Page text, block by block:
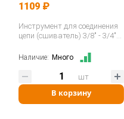
1109 ₽
Инструмент для соединения
цепи (сшиватель) 3/8" - 3/4"
400035…
Наличие: Много
В корзину
шт